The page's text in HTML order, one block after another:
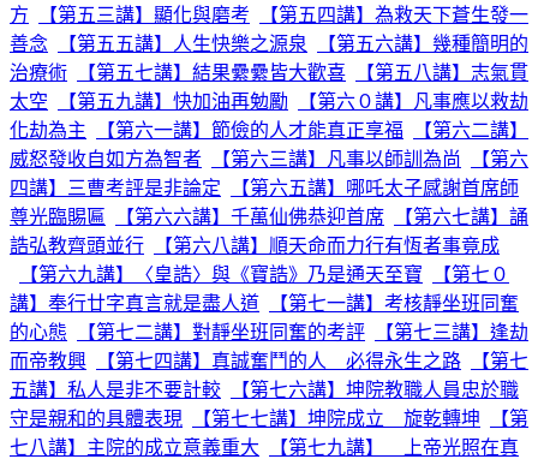
方
【第五三講】顯化與磨考
【第五四講】為救天下蒼生發一
善念
【第五五講】人生快樂之源泉
【第五六講】幾種簡明的
治療術
【第五七講】結果纍纍皆大歡喜
【第五八講】志氣貫
太空
【第五九講】快加油再勉勵
【第六０講】凡事應以救劫
化劫為主
【第六一講】節儉的人才能真正享福
【第六二講】
威怒發收自如方為智者
【第六三講】凡事以師訓為尚
【第六
四講】三曹考評是非論定
【第六五講】哪吒太子感謝首席師
尊光臨賜匾
【第六六講】千萬仙佛恭迎首席
【第六七講】誦
誥弘教齊頭並行
【第六八講】順天命而力行有恆者事竟成
【第六九講】〈皇誥〉與《寶誥》乃是通天至寶
【第七０
講】奉行廿字真言就是盡人道
【第七一講】考核靜坐班同奮
的心態
【第七二講】對靜坐班同奮的考評
【第七三講】逢劫
而帝教興
【第七四講】真誠奮鬥的人 必得永生之路
【第七
五講】私人是非不要計較
【第七六講】坤院教職人員忠於職
守是親和的具體表現
【第七七講】坤院成立 旋乾轉坤
【第
七八講】主院的成立意義重大
【第七九講】 上帝光照在真